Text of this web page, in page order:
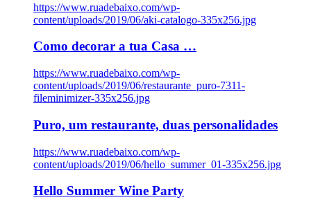
https://www.ruadebaixo.com/wp-
content/uploads/2019/06/aki-catalogo-335x256.jpg
Como decorar a tua Casa …
https://www.ruadebaixo.com/wp-
content/uploads/2019/06/restaurante_puro-7311-
fileminimizer-335x256.jpg
Puro, um restaurante, duas personalidades
https://www.ruadebaixo.com/wp-
content/uploads/2019/06/hello_summer_01-335x256.jpg
Hello Summer Wine Party